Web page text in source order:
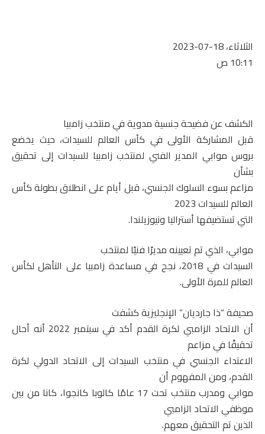
الثلاثاء، 18-07-2023
10:11 ص
الكشف عن فضيحة جنسية مدوية في منتخب زامبيا
قبل المشاركة الأولى في كأس العالم للسيدات، حيث يخضع
بروس موابي المدير الفني لمنتخب زامبيا للسيدات إلى تحقيق
بشأن
مزاعم بسوء السلوك الجنسي، قبل أيام على انطلاق بطولة كأس
العالم للسيدات 2023
التي تستضيفها أستراليا ونيوزيلندا.
موابي، الذي تم تعيينه مديرًا فنيًا لمنتخب
السيدات في 2018، نجح في مساعدة زامبيا على التأهل لكأس
العالم للمرة الأولى.
صحيفة “ذا جارديان” الإنجليزية كشفت
أن الاتحاد الزامبي لكرة القدم أكد في سبتمبر 2022 أنه أحال
تحقيقًا في مزاعم
الاعتداء الجنسي في منتخب السيدات إلى الاتحاد الدولي لكرة
القدم، ومن المفهوم أن
موابي ومدرب منتخب تحت 17 عامًا كالوبا كانجوا، كانا من بين
موظفي الاتحاد الزامبي
الذين تم التحقيق معهم.